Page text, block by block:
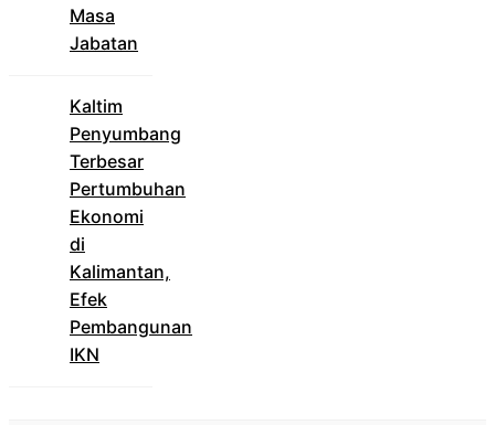
Masa
Jabatan
Kaltim
Penyumbang
Terbesar
Pertumbuhan
Ekonomi
di
Kalimantan,
Efek
Pembangunan
IKN